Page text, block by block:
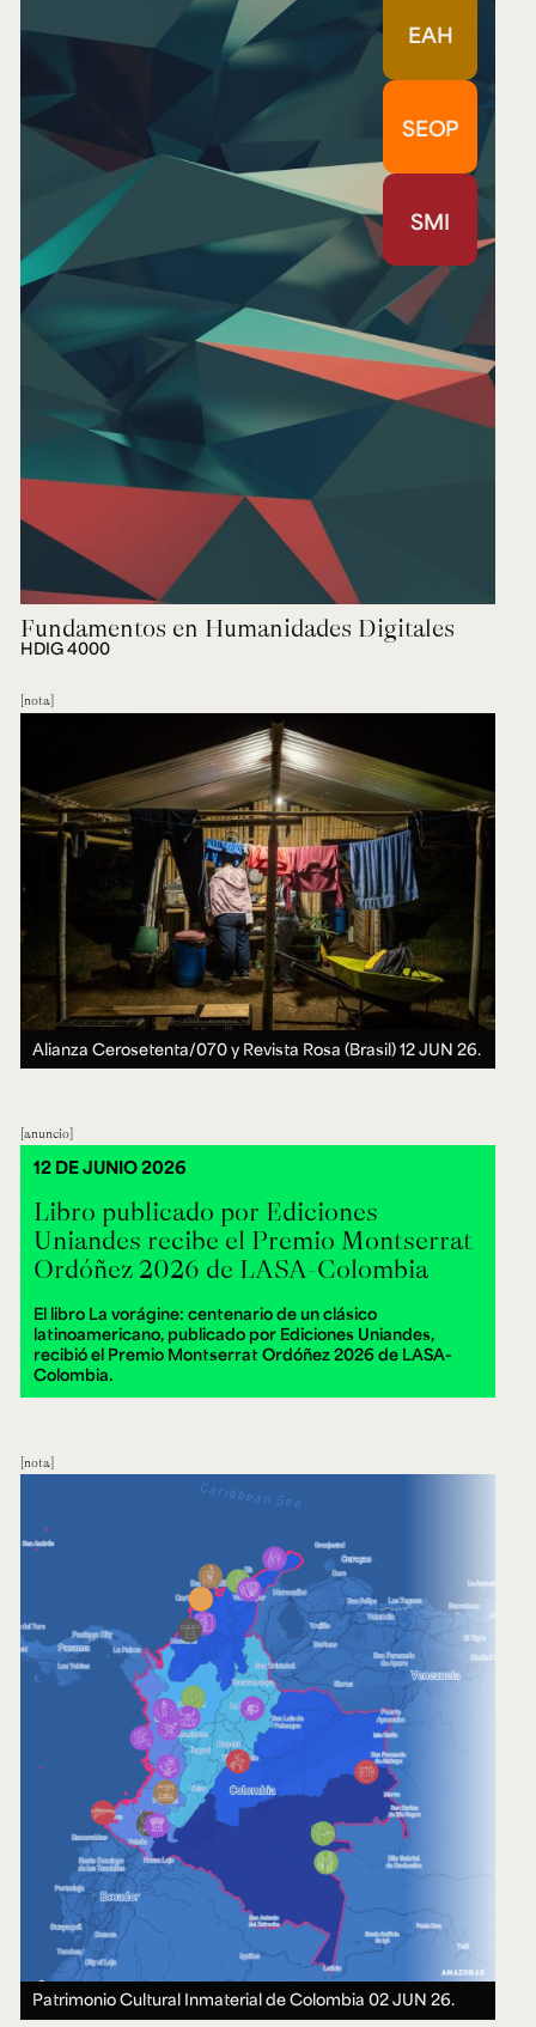
EAH
SEOP
SMI
Fundamentos en Humanidades Digitales
HDIG 4000
nota
Alianza Cerosetenta/070 y Revista Rosa (Brasil)12 JUN 26.
anuncio
Libro publicado por Ediciones
Uniandes recibe el Premio Montserrat
Ordóñez 2026 de LASA-Colombia
El libro La vorágine: centenario de un clásico
latinoamericano, publicado por Ediciones Uniandes,
recibió el Premio Montserrat Ordóñez 2026 de LASA-
Colombia.
12 DE JUNIO 2026
nota
Patrimonio Cultural Inmaterial de Colombia02 JUN 26.